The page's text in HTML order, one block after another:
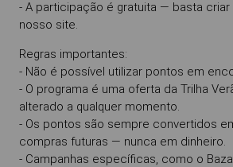
- A participação é gratuita — basta criar
nosso site.
Regras importantes:
- Não é possível utilizar pontos em
- O programa é uma oferta da Trilha
alterado a qualquer momento.
- Os pontos são sempre convertidos
compras futuras — nunca em dinheiro.
- Campanhas específicas, como o